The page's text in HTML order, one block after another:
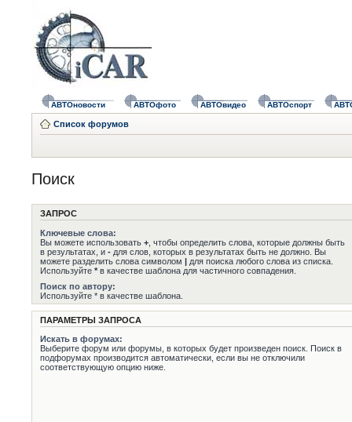
АВТОновости АВТОфото АВТОвидео АВТОспорт
Список форумов
Поиск
ЗАПРОС
Ключевые слова:
Вы можете использовать + , чтобы определить слова, которые должны быть
в результатах, и - для слов, которых в результатах быть не должно. Вы
можете разделить слова символом | для поиска любого слова из списка.
Используйте * в качестве шаблона для частичного совпадения.
Поиск по автору:
Используйте * в качестве шаблона.
ПАРАМЕТРЫ ЗАПРОСА
Искать в форумах:
Выберите форум или форумы, в которых будет произведен поиск. Поиск в
подфорумах производится автоматически, если вы не отключили
соответствующую опцию ниже.